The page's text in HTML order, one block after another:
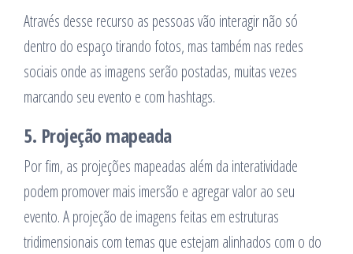
Através desse recurso as pessoas vão interagir não só
dentro do espaço tirando fotos, mas também nas redes
sociais onde as imagens serão postadas, muitas vezes
marcando seu evento e com hashtags.
5. Projeção mapeada
Por fim, as projeções mapeadas além da interatividade
podem promover mais imersão e agregar valor ao seu
evento. A projeção de imagens feitas em estruturas
tridimensionais com temas que estejam alinhados com o do